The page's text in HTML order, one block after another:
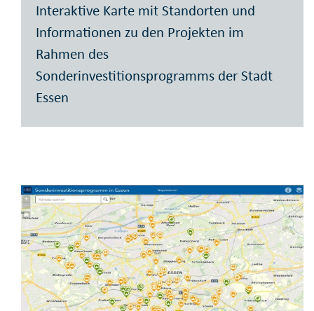
Interaktive Karte mit Standorten und
Informationen zu den Projekten im
Rahmen des
Sonderinvestitionsprogramms der Stadt
Essen